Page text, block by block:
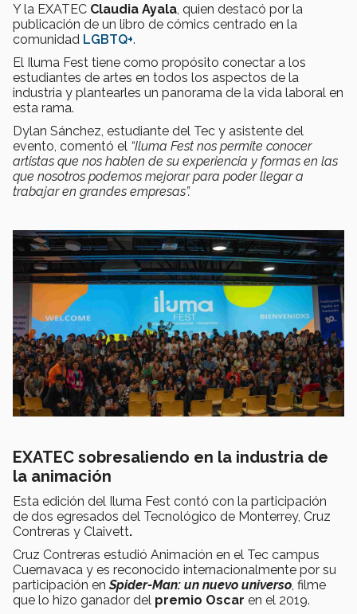
Y la EXATEC Claudia Ayala , quien destacó por la
publicación de un libro de cómics centrado en la
comunidad LGBTQ+.
El Iluma Fest tiene como propósito conectar a los
estudiantes de artes en todos los aspectos de la
industria y plantearles un panorama de la vida laboral en
esta rama.
Dylan Sánchez, estudiante del Tec y asistente del
evento, comentó el “Iluma Fest nos permite conocer
artistas que nos hablen de su experiencia y formas en las
que nosotros podemos mejorar para poder llegar a
trabajar en grandes empresas”.
EXATEC sobresaliendo en la industria de
la animación
Esta edición del Iluma Fest contó con la participación
de dos egresados del Tecnológico de Monterrey, Cruz
Contreras y Claivett.
Cruz Contreras estudió Animación en el Tec campus
Cuernavaca y es reconocido internacionalmente por su
participación enSpider-Man: un nuevo universo , filme
que lo hizo ganador del premio Oscar en el 2019.